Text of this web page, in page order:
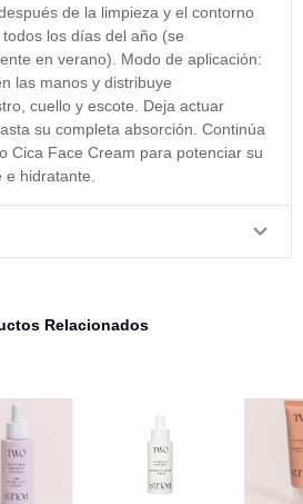
de la limpieza y el contorno
los días del año (se
en verano). Modo de aplicación:
las manos y distribuye
cuello y escote. Deja actuar
su completa absorción. Continúa
Cica Face Cream para potenciar su
hidratante.
Relacionados